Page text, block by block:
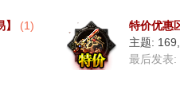
(1)
特价优惠
主题: 169
最后发表: